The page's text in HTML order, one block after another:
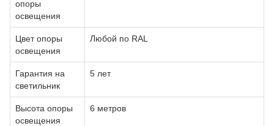
опоры
освещения
Цвет опоры
освещения
Любой по RAL
Гарантия на
светильник
5 лет
Высота опоры
освещения
6 метров